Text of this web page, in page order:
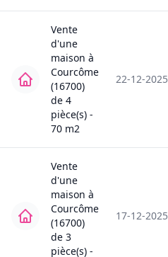
Vente
d'une
maison à
Courcôme
(16700)
de 4
pièce(s) -
70 m2
22-12-2025
Vente
d'une
maison à
Courcôme
(16700)
de 3
pièce(s) -
17-12-2025